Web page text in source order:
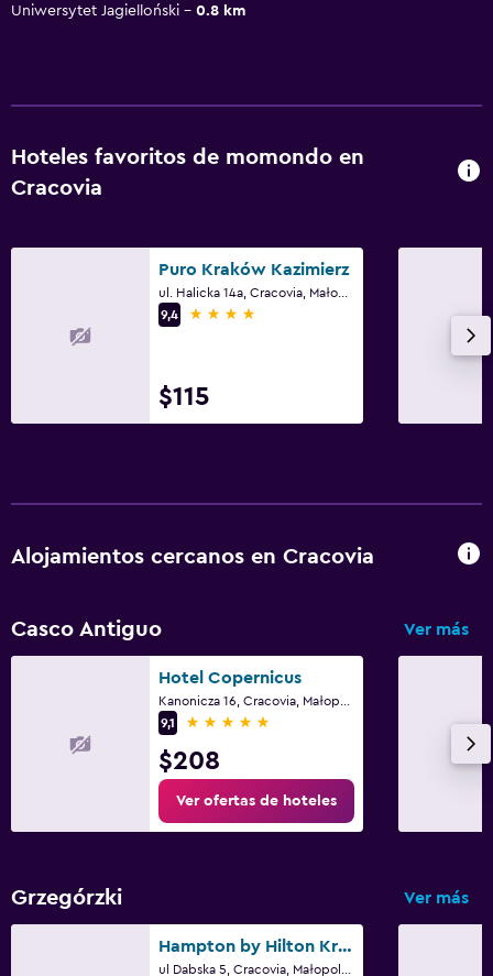
Uniwersytet Jagielloński
0.8 km
Hoteles favoritos de momondo en
Cracovia
Puro Kraków Kazimierz
9,4
4 estrellas
$115
Alojamientos cercanos en Cracovia
Casco Antiguo Ver más
Hotel Copernicus
9,1
5 estrellas
$208
Ver ofertas de hoteles
Grzegórzki Ver más
Hampton by Hilton Krakow